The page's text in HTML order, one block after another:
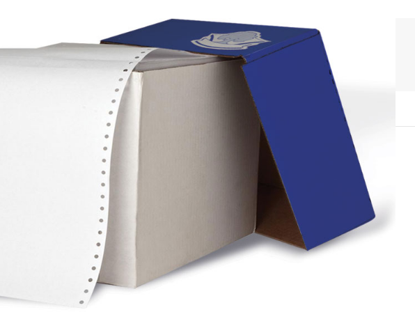
Μηχανογραφικά Χαρτιά
Φάκελοι με φυσαλίδες
Πλαστελίνες – Πλαστοζημαράκια
Ρολά Ταμειακών Μηχανών
Αυτοκατασκευαζόμενες
Αυτόματες με στοιχεία
COLOP C10 ( 1 – 2 λέξεις) (27x10mm)
COLOP C20 ( 1 – 3 σειρές ) (38x14mm)
COLOP C30 ( 1 – 5 σειρές ) (47x18mm)
COLOP C40 ( 1 – 7 σειρές ) (59x23mm)
COLOP C50 ( 1 – 8 σειρές ) (69x30mm)
COLOP C60 ( 1 – 10 σειρές ) (76x37mm)
TRODAT
TRODAT PRINTY 4912 (1 – 5 σειρές) (46x17mm)
Σακουλοκλείστης